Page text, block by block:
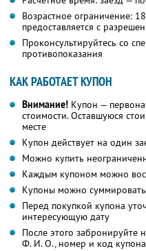
Возрастное ограничение:
предоставляется с
Проконсультируйтесь со
противопоказания
КАК РАБОТАЕТ КУПОН
Внимание! Купон —
стоимости. Оставшуюся
месте
Купон действует на один
Можно купить
Каждым купоном можно
Купоны можно
Перед покупкой купона
интересующую дату
После этого забронируйте
Ф. И. О.,номер и код купона